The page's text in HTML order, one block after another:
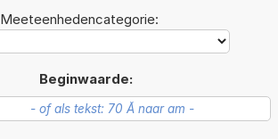
Meeteenhedencategorie:
Beginwaarde: